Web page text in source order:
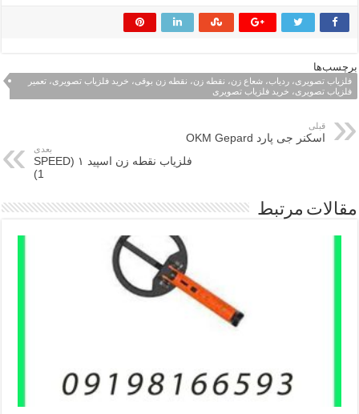
برچسب‌ها
فلزیاب تصویری، ردیاب، شعاع زن، نقطه زن، نقطه زن بوقی، خرید فلزیاب تصویری، تعمیر
فلزیاب تصویری، خرید فلزیاب تصویری
قبلی
اسکنر جی پارد OKM Gepard
بعدی
فلزیاب نقطه زن اسپید ۱ (SPEED
1)
مقالات مرتبط